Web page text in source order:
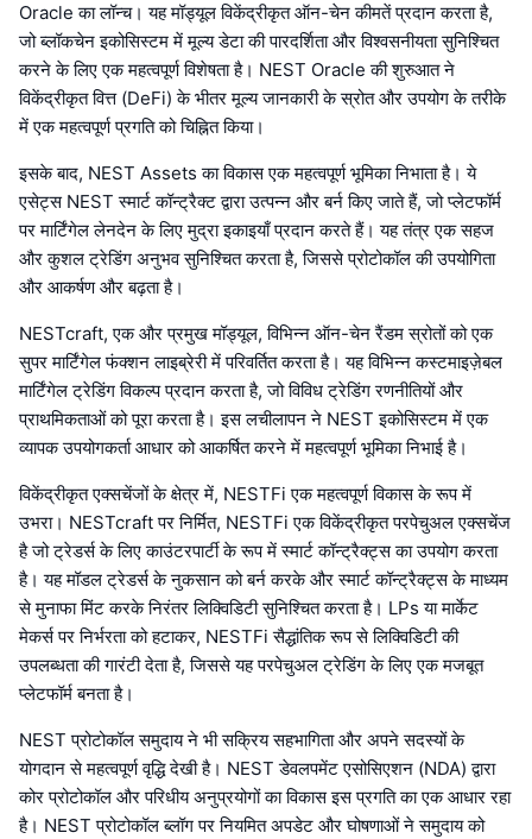
Oracle का लॉन्च। यह मॉड्यूल विकेंद्रीकृत ऑन-चेन कीमतें प्रदान करता है,
जो ब्लॉकचेन इकोसिस्टम में मूल्य डेटा की पारदर्शिता और विश्वसनीयता सुनिश्चित
करने के लिए एक महत्वपूर्ण विशेषता है। NEST Oracle की शुरुआत ने
विकेंद्रीकृत वित्त (DeFi) के भीतर मूल्य जानकारी के स्रोत और उपयोग के तरीके
में एक महत्वपूर्ण प्रगति को चिह्नित किया।
इसके बाद, NEST Assets का विकास एक महत्वपूर्ण भूमिका निभाता है। ये
एसेट्स NEST स्मार्ट कॉन्ट्रैक्ट द्वारा उत्पन्न और बर्न किए जाते हैं, जो प्लेटफॉर्म
पर मार्टिंगेल लेनदेन के लिए मुद्रा इकाइयाँ प्रदान करते हैं। यह तंत्र एक सहज
और कुशल ट्रेडिंग अनुभव सुनिश्चित करता है, जिससे प्रोटोकॉल की उपयोगिता
और आकर्षण और बढ़ता है।
NESTcraft, एक और प्रमुख मॉड्यूल, विभिन्न ऑन-चेन रैंडम स्रोतों को एक
सुपर मार्टिंगेल फंक्शन लाइब्रेरी में परिवर्तित करता है। यह विभिन्न कस्टमाइज़ेबल
मार्टिंगेल ट्रेडिंग विकल्प प्रदान करता है, जो विविध ट्रेडिंग रणनीतियों और
प्राथमिकताओं को पूरा करता है। इस लचीलापन ने NEST इकोसिस्टम में एक
व्यापक उपयोगकर्ता आधार को आकर्षित करने में महत्वपूर्ण भूमिका निभाई है।
विकेंद्रीकृत एक्सचेंजों के क्षेत्र में, NESTFi एक महत्वपूर्ण विकास के रूप में
उभरा। NESTcraft पर निर्मित, NESTFi एक विकेंद्रीकृत परपेचुअल एक्सचेंज
है जो ट्रेडर्स के लिए काउंटरपार्टी के रूप में स्मार्ट कॉन्ट्रैक्ट्स का उपयोग करता
है। यह मॉडल ट्रेडर्स के नुकसान को बर्न करके और स्मार्ट कॉन्ट्रैक्ट्स के माध्यम
से मुनाफा मिंट करके निरंतर लिक्विडिटी सुनिश्चित करता है। LPs या मार्केट
मेकर्स पर निर्भरता को हटाकर, NESTFi सैद्धांतिक रूप से लिक्विडिटी की
उपलब्धता की गारंटी देता है, जिससे यह परपेचुअल ट्रेडिंग के लिए एक मजबूत
प्लेटफॉर्म बनता है।
NEST प्रोटोकॉल समुदाय ने भी सक्रिय सहभागिता और अपने सदस्यों के
योगदान से महत्वपूर्ण वृद्धि देखी है। NEST डेवलपमेंट एसोसिएशन (NDA) द्वारा
कोर प्रोटोकॉल और परिधीय अनुप्रयोगों का विकास इस प्रगति का एक आधार रहा
है। NEST प्रोटोकॉल ब्लॉग पर नियमित अपडेट और घोषणाओं ने समुदाय को